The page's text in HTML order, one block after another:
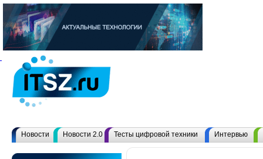
Новости Новости 2.0 Тесты цифровой техники Интервью